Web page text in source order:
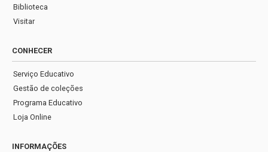
Biblioteca
Visitar
CONHECER
Serviço Educativo
Gestão de coleções
Programa Educativo
Loja Online
INFORMAÇÕES